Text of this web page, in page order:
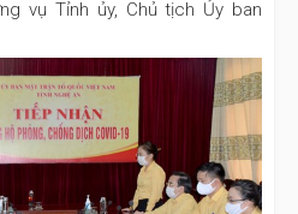
vụ Tỉnh ủy, Chủ tịch Ủy ban